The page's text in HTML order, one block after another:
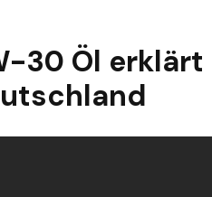
30 Öl